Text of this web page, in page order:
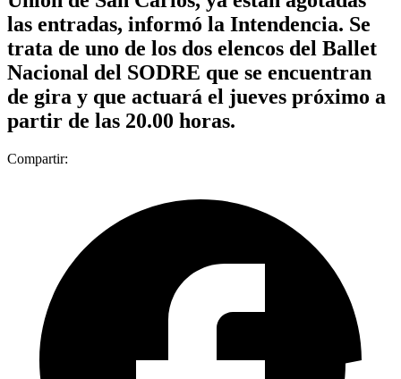
las entradas, informó la Intendencia. Se
trata de uno de los dos elencos del Ballet
Nacional del SODRE que se encuentran
de gira y que actuará el jueves próximo a
partir de las 20.00 horas.
Compartir: